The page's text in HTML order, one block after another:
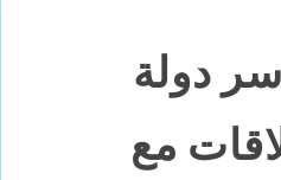
دولة
مع